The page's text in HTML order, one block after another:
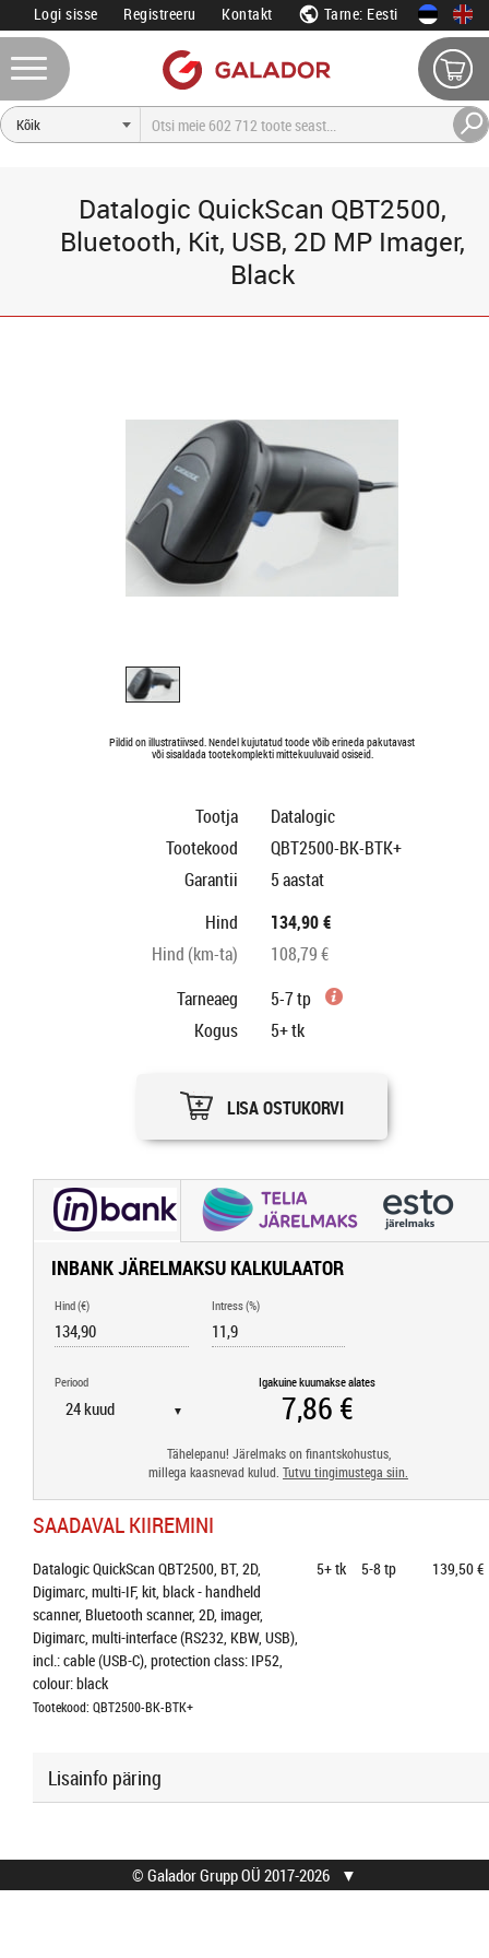
Logi sisse Registreeru Kontakt Tarne: Eesti
Datalogic QuickScan QBT2500,
Bluetooth, Kit, USB, 2D MP Imager,
Black
Pildid on illustratiivsed. Nendel kujutatud toode võib erineda pakutavast
või sisaldada tootekomplekti mittekuuluvaid osiseid.
Tootja
Datalogic
Tootekood
QBT2500-BK-BTK+
Garantii
5 aastat
Hind
134,90 €
Hind (km-ta)
108,79 €
Tarneaeg
5-7 tp
Kogus
5+tk
LISA OSTUKORVI
INBANK JÄRELMAKSU KALKULAATOR
Hind (€) Intress (%)
Periood
▼
Igakuine kuumakse alates
Tähelepanu! Järelmaks on finantskohustus,
millega kaasnevad kulud. Tutvu tingimustega siin.
SAADAVAL KIIREMINI
Datalogic QuickScan QBT2500, BT, 2D,
Digimarc, multi-IF, kit, black - handheld
scanner, Bluetooth scanner, 2D, imager,
Digimarc, multi-interface (RS232, KBW, USB),
incl.: cable (USB-C), protection class: IP52,
colour: black
Tootekood: QBT2500-BK-BTK+
5+tk 5-8 tp 139,50 €
Lisainfo päring
© Galador Grupp OÜ 2017-2026 ▼